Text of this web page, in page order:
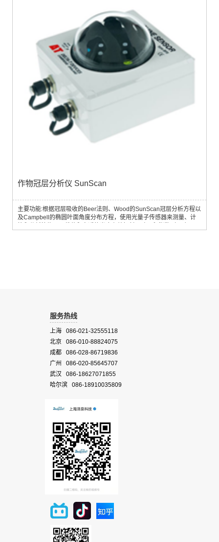
作物冠层分析仪 SunScan
主要功能:根据冠层吸收的Beer法则、Wood的SunScan冠层分析方程以
及Campbell的椭圆叶面角度分布方程，使用光量子传感器来测量、计
服务热线
上海 086-021-32555118
北京 086-010-88824075
成都 086-028-86719836
广州 086-020-85645707
武汉 086-18627071855
哈尔滨 086-18910035809